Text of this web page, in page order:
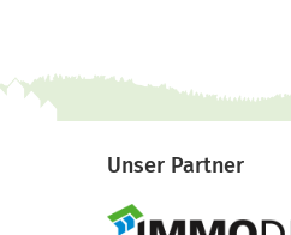
Unser Partner